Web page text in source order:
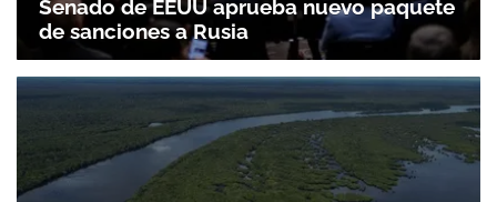
Senado de EEUU aprueba nuevo paquete
de sanciones a Rusia